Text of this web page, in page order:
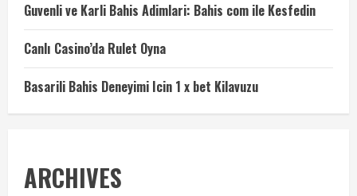
Guvenli ve Karli Bahis Adimlari: Bahis com ile Kesfedin
Canlı Casino’da Rulet Oyna
Basarili Bahis Deneyimi Icin 1 x bet Kilavuzu
ARCHIVES